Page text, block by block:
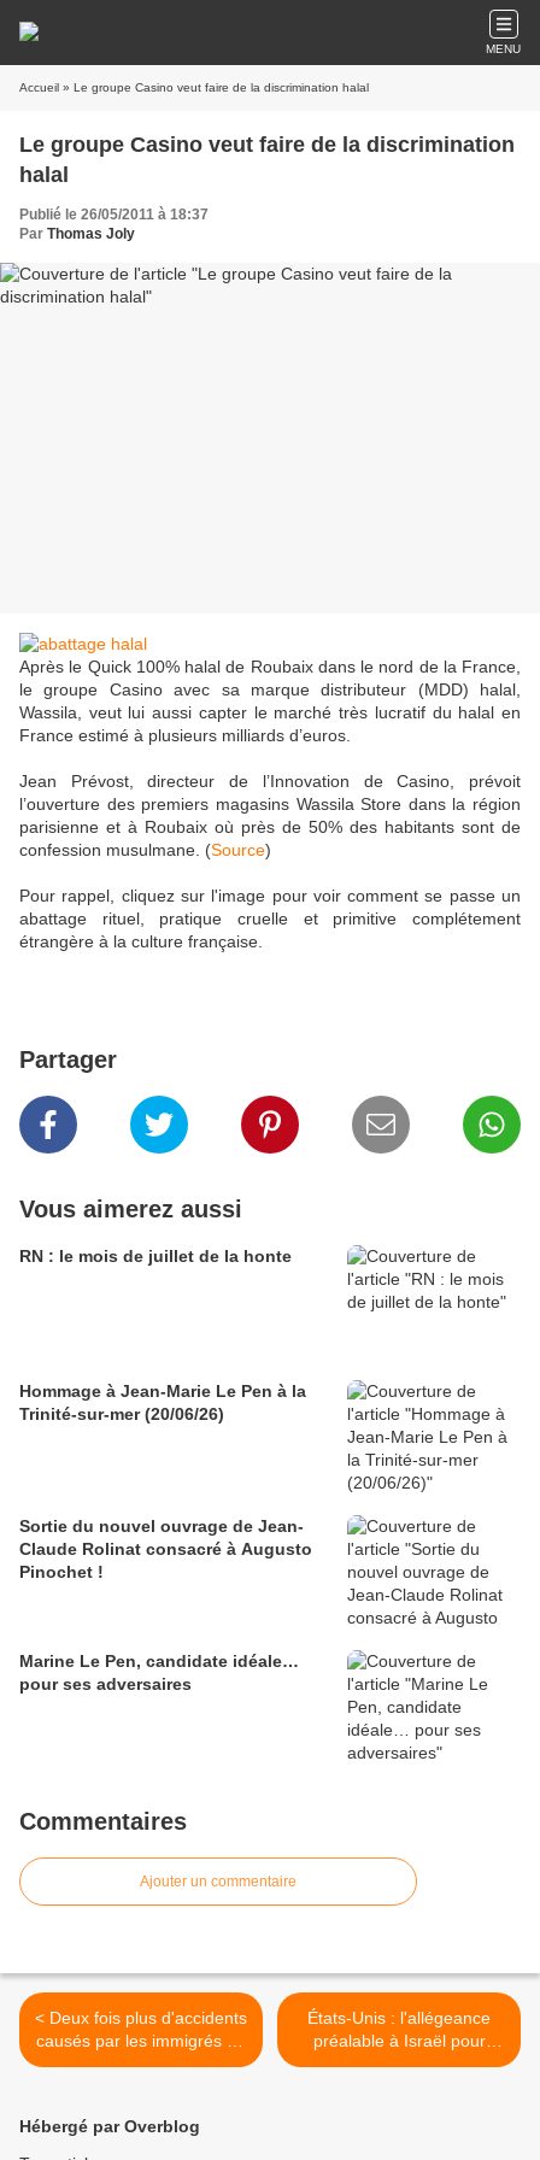
MENU
Accueil » Le groupe Casino veut faire de la discrimination halal
Le groupe Casino veut faire de la discrimination
halal
Publié le 26/05/2011 à 18:37
Par Thomas Joly
Après le Quick 100% halal de Roubaix dans le nord de la France,
le groupe Casino avec sa marque distributeur (MDD) halal,
Wassila, veut lui aussi capter le marché très lucratif du halal en
France estimé à plusieurs milliards d’euros.
Jean Prévost, directeur de l’Innovation de Casino, prévoit
l’ouverture des premiers magasins Wassila Store dans la région
parisienne et à Roubaix où près de 50% des habitants sont de
confession musulmane. (Source)
Pour rappel, cliquez sur l'image pour voir comment se passe un
abattage rituel, pratique cruelle et primitive complétement
étrangère à la culture française.
Partager
Vous aimerez aussi
RN : le mois de juillet de la honte
Hommage à Jean-Marie Le Pen à la
Trinité-sur-mer (20/06/26)
Sortie du nouvel ouvrage de Jean-
Claude Rolinat consacré à Augusto
Pinochet !
Marine Le Pen, candidate idéale…
pour ses adversaires
Commentaires
Ajouter un commentaire
< Deux fois plus d'accidents
causés par les immigrés en
Suède, et en France ?
États-Unis : l'allégeance
préalable à Israël pour
entrer au Congrès >
Hébergé par Overblog